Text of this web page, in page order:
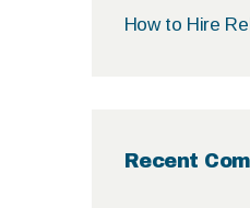
How to Hire
Recent